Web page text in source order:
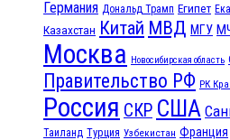
Германия Дональд Трамп Египет
Казахстан Китай МВД МГУ
Москва Новосибирская область
Правительство РФ РК
Россия СКР США
Таиланд Турция Узбекистан Франция